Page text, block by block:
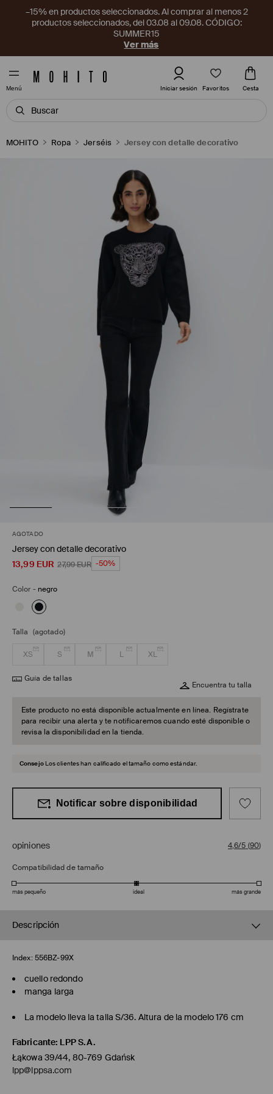
–15% en productos seleccionados. Al comprar al menos 2
productos seleccionados, del 03.08 al 09.08. CÓDIGO:
SUMMER15
Ver más
Menú Iniciar sesión Favoritos Cesta
MOHITO Ropa Jerséis Jersey con detalle decorativo
AGOTADO
Jersey con detalle decorativo
13,99 EUR 27,99EUR -50%
Color - negro
Talla (agotado)
XS S M L XL
Guía de tallas
Encuentra tu talla
Este producto no está disponible actualmente en línea. Regístrate
para recibir una alerta y te notificaremos cuando esté disponible o
revisa la disponibilidad en la tienda.
Consejo Los clientes han calificado el tamaño como estándar.
Notificar sobre disponibilidad
opiniones 4,6/5 (90)
Compatibilidad de tamaño
más pequeño ideal más grande
Descripción
Index: 556BZ-99X
cuello redondo
manga larga
La modelo lleva la talla S/36. Altura de la modelo 176 cm
Fabricante: LPP S.A.
Łąkowa 39/44, 80-769 Gdańsk
lpp@lppsa.com